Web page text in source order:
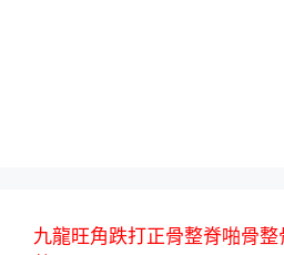
九龍旺角跌打正骨整脊啪骨